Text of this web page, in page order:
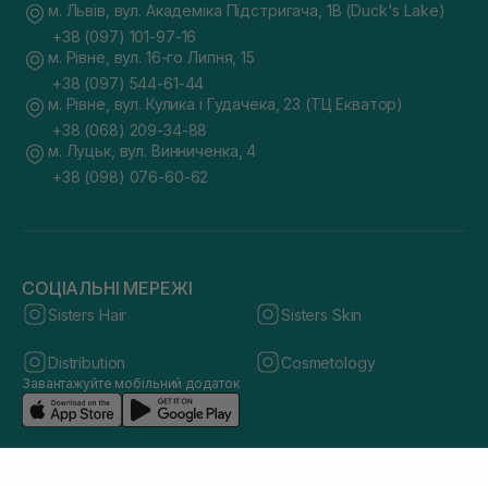
м. Львів, вул. Академіка Підстригача, 1В (Duck's Lake)
+38 (097) 101-97-16
м. Рівне, вул. 16-го Липня, 15
+38 (097) 544-61-44
м. Рівне, вул. Кулика і Гудачека, 23 (ТЦ Екватор)
+38 (068) 209-34-88
м. Луцьк, вул. Винниченка, 4
+38 (098) 076-60-62
СОЦІАЛЬНІ МЕРЕЖІ
Sisters Hair Sisters Skin
Distribution Cosmetology
Завантажуйте мобільний додаток